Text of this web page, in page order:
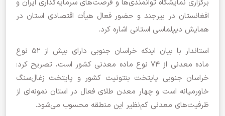
برگزاری نمایشگاه توانمندی‌ها و فرصت‌های سرمایه‌گذاری ایران و
افغانستان در بیرجند و حضور فعال هیأت اقتصادی استان در
همایش دیپلماسی استانی اشاره کرد.
استاندار با بیان اینکه خراسان جنوبی دارای بیش از ۵۲ نوع
ماده معدنی از ۷۴ نوع ماده معدنی کشور است، تصریح کرد:
خراسان جنوبی پایتخت بنتونیت کشور و پایتخت زغال‌سنگ
خاورمیانه است و چهار معدن طلای فعال در استان نمونه‌ای از
ظرفیت‌های معدنی کم‌نظیر این منطقه محسوب می‌شود.